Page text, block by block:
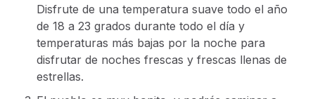
Disfrute de una temperatura suave todo el año
de 18 a 23 grados durante todo el día y
temperaturas más bajas por la noche para
disfrutar de noches frescas y frescas llenas de
estrellas.